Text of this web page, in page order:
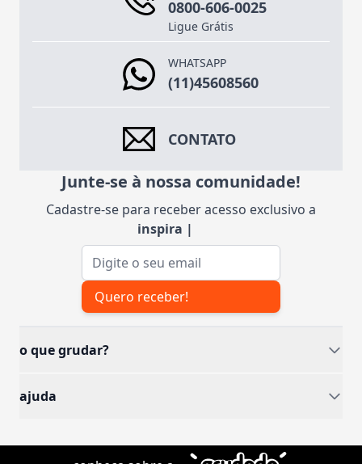
0800-606-0025
Ligue Grátis
WHATSAPP
(11)45608560
CONTATO
Junte-se à nossa comunidade!
Cadastre-se para receber acesso exclusivo a
inspiraçõe
Endereço de e-mail
Quero receber!
o que grudar?
ajuda